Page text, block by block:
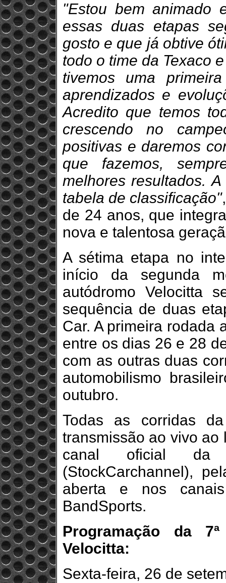
"Estou bem animado
essas duas etapas
gosto e que já obtive
todo o time da Texaco
tivemos uma
aprendizados e
Acredito que temos
crescendo no
positivas e daremos
que fazemos,
melhores resultados.
tabela de classificação"
de 24 anos, que
nova e talentosa
A sétima etapa no
início da segunda
autódromo Velocitta
sequência de duas
Car. A primeira rodada
entre os dias 26 e 28
com as outras duas
automobilismo
outubro.
Todas as corridas
transmissão ao vivo
canal oficial da
(StockCarchannel),
aberta e nos
BandSports.
Programação da
Velocitta:
Sexta-feira, 26 de